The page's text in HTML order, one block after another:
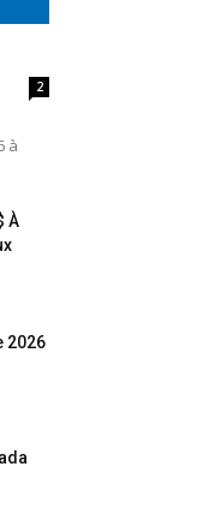
2
à
À
2026